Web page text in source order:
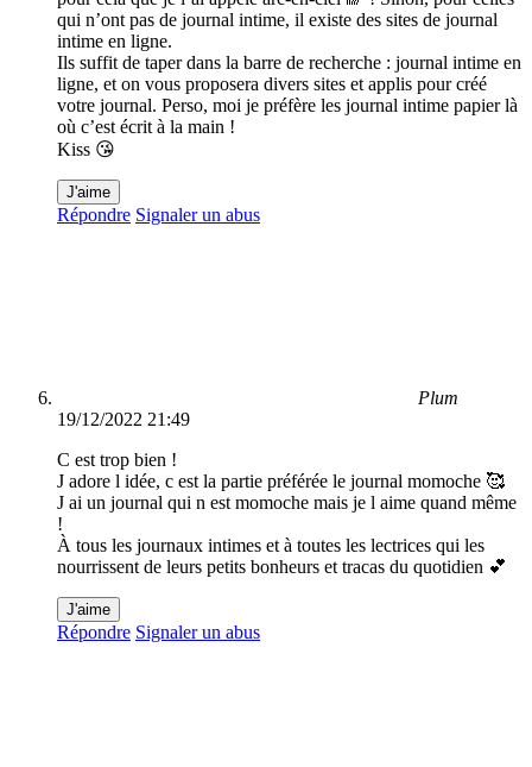
qui n’ont pas de journal intime, il existe des sites de journal
intime en ligne.
Ils suffit de taper dans la barre de recherche : journal intime en
ligne, et on vous proposera divers sites et applis pour créé
votre journal. Perso, moi je préfère les journal intime papier là
où c’est écrit à la main !
Kiss 😘
J'aime
Répondre Signaler un abus
Plum
19/12/2022 21:49
C est trop bien !
J adore l idée, c est la partie préférée le journal momoche 🥰
J ai un journal qui n est momoche mais je l aime quand même
!
À tous les journaux intimes et à toutes les lectrices qui les
nourrissent de leurs petits bonheurs et tracas du quotidien 💕
J'aime
Répondre Signaler un abus